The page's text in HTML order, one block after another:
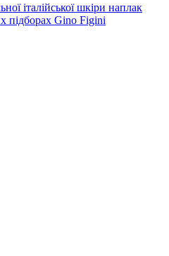
італійської шкіри наплак
підборах Gino Figini